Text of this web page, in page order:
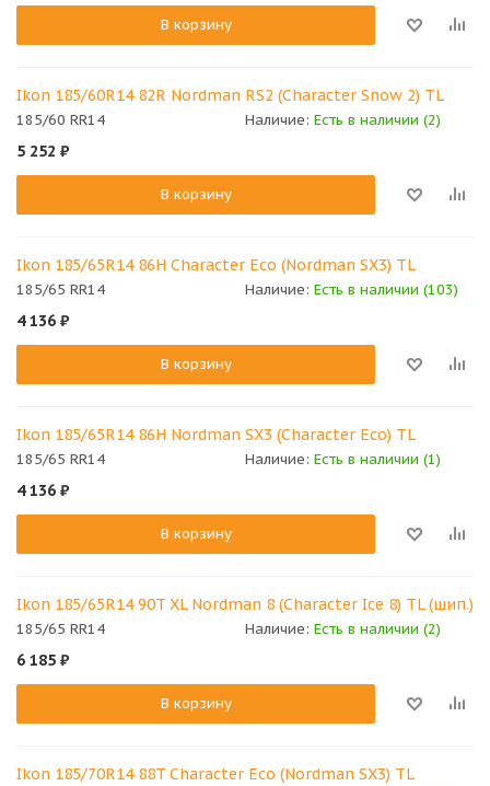
В корзину
Ikon 185/60R14 82R Nordman RS2 (Character Snow 2) TL
185/60 RR14 Наличие: Есть в наличии (2)
5 252 ₽
В корзину
Ikon 185/65R14 86H Character Eco (Nordman SX3) TL
185/65 RR14 Наличие: Есть в наличии (103)
4 136 ₽
В корзину
Ikon 185/65R14 86H Nordman SX3 (Character Eco) TL
185/65 RR14 Наличие: Есть в наличии (1)
4 136 ₽
В корзину
Ikon 185/65R14 90T XL Nordman 8 (Character Ice 8) TL (шип.)
185/65 RR14 Наличие: Есть в наличии (2)
6 185 ₽
В корзину
Ikon 185/70R14 88T Character Eco (Nordman SX3) TL